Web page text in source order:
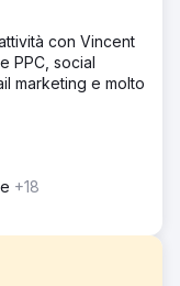
con Vincent
PPC, social
marketing e molto
+18